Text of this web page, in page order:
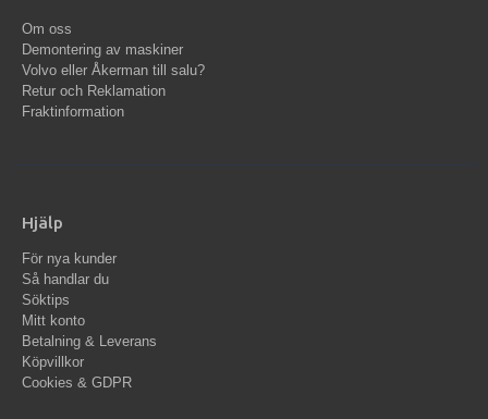
Om oss
Demontering av maskiner
Volvo eller Åkerman till salu?
Retur och Reklamation
Fraktinformation
Hjälp
För nya kunder
Så handlar du
Söktips
Mitt konto
Betalning & Leverans
Köpvillkor
Cookies & GDPR